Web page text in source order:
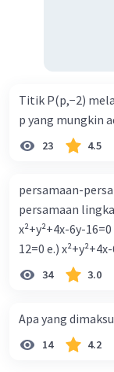
Titik P(p,−2)
p yang mungkin
23 4.5
persamaan-
persamaan lingkaran adalah a.)
x²+y²+4x-6y-
12=0 e.)
34 3.0
Apa yang
14 4.2